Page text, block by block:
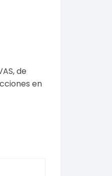
de
en